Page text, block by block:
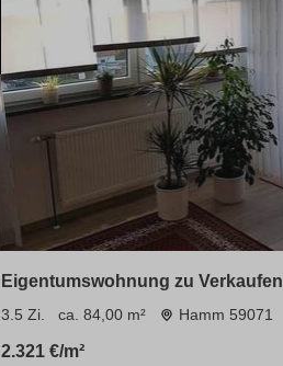
Eigentumswohnung zu Verkaufen
3.5 Zi. ca. 84,00 m² Hamm 59071
2.321 €/m²